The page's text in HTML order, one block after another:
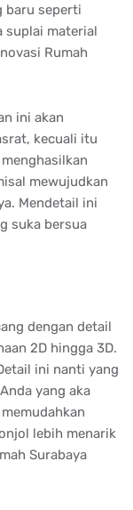
baru seperti
suplai material
Rumah
ini akan
kecuali itu
mewujudkan
Mendetail ini
suka bersua
dengan detail
2D hingga 3D.
ini nanti yang
yang aka
lebih menarik
Surabaya